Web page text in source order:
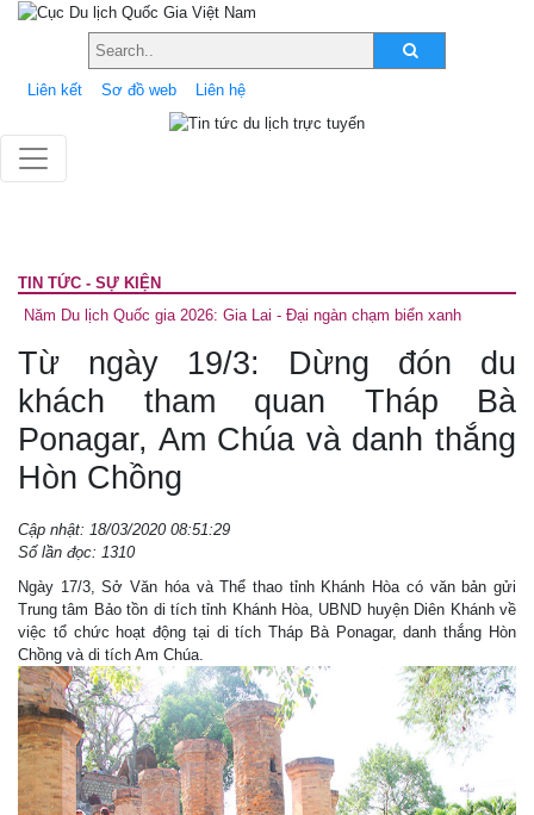
Liên kết Sơ đồ web Liên hệ
TIN TỨC - SỰ KIỆN
Năm Du lịch Quốc gia 2026: Gia Lai - Đại ngàn chạm biển xanh
Từ ngày 19/3: Dừng đón du
khách tham quan Tháp Bà
Ponagar, Am Chúa và danh thắng
Hòn Chồng
Cập nhật: 18/03/2020 08:51:29
Số lần đọc: 1310
Ngày 17/3, Sở Văn hóa và Thể thao tỉnh Khánh Hòa có văn bản gửi
Trung tâm Bảo tồn di tích tỉnh Khánh Hòa, UBND huyện Diên Khánh về
việc tổ chức hoạt động tại di tích Tháp Bà Ponagar, danh thắng Hòn
Chồng và di tích Am Chúa.